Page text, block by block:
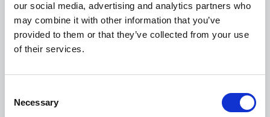
our social media, advertising and analytics partners who
may combine it with other information that you’ve
provided to them or that they’ve collected from your use
of their services.
Selection
Necessary
automatisch aanbevolen aan
klantenservicemedewerkers die deze beoordelen,
indien nodig bewerken en rechtstreeks de klant
klantenservicemedewerkers een extra